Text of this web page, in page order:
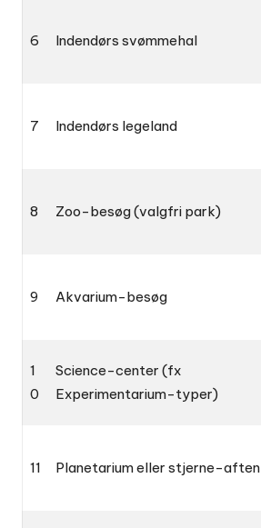
6 Indendørs svømmehal
7 Indendørs legeland
8 Zoo-besøg (valgfri park)
9 Akvarium-besøg
1
0
Science-center (fx
Experimentarium-typer)
11 Planetarium eller stjerne-aften